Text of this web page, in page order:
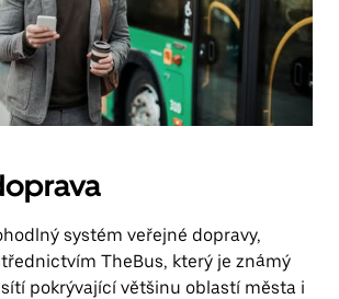
systém veřejné dopravy,
TheBus, který je známý
pokrývající většinu oblastí města i